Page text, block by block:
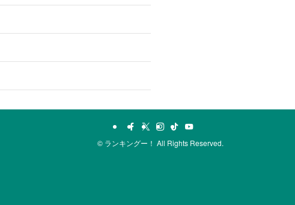
© ランキングー！ All Rights Reserved.